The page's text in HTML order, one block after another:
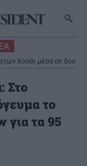
Χούθι μέσα σε δύο
Στο
το
για τα 95